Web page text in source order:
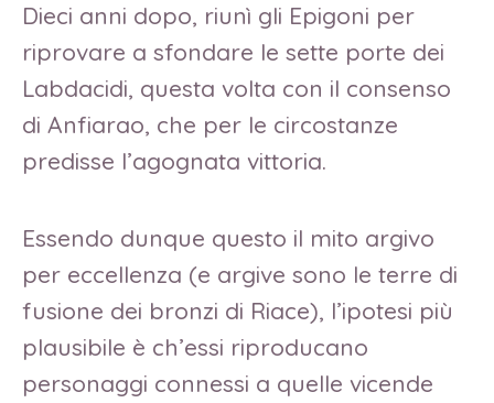
Dieci anni dopo, riunì gli Epigoni per
riprovare a sfondare le sette porte dei
Labdacidi, questa volta con il consenso
di Anfiarao, che per le circostanze
predisse l’agognata vittoria.
Essendo dunque questo il mito argivo
per eccellenza (e argive sono le terre di
fusione dei bronzi di Riace), l’ipotesi più
plausibile è ch’essi riproducano
personaggi connessi a quelle vicende